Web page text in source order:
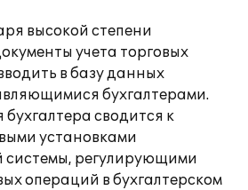
высокой степени
учета торговых
в базу данных
бухгалтерами.
сводится к
установками
регулирующими
операций в бухгалтерском